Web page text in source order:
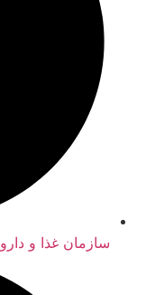
سازمان غذا و دارو